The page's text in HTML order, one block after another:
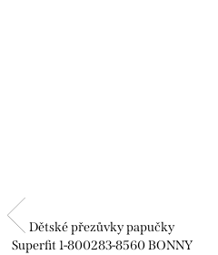
Dětské přezůvky papučky
Superfit 1-800283-8560 BONNY